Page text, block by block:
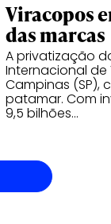
Viracopos
das marcas
A privatização
Internacional
Campinas (SP),
patamar. Com
9,5 bilhões…